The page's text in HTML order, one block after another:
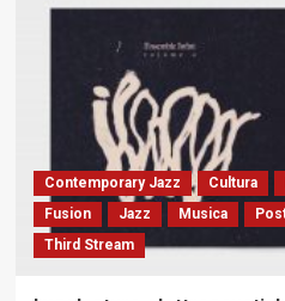
Contemporary Jazz Cultura
Fusion
Jazz Musica
Third Stream